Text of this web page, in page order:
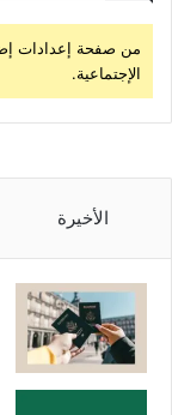
من صفحة إعدادات
الإجتماعية.
الأخيرة